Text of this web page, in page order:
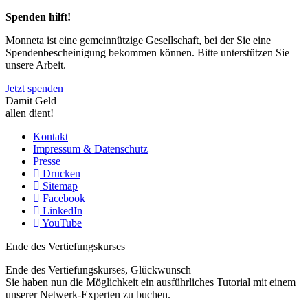
Spenden hilft!
Monneta ist eine gemeinnützige Gesellschaft, bei der Sie eine
Spendenbescheinigung bekommen können. Bitte unterstützen Sie
unsere Arbeit.
Jetzt spenden
Damit Geld
allen dient!
Kontakt
Impressum & Datenschutz
Presse
Drucken
Sitemap
Facebook
LinkedIn
YouTube
Ende des Vertiefungskurses
Ende des Vertiefungskurses, Glückwunsch
Sie haben nun die Möglichkeit ein ausführliches Tutorial mit einem
unserer Netwerk-Experten zu buchen.